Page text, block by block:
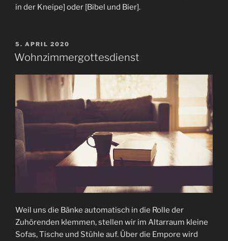
in der Kneipe] oder [Bibel und Bier].
VERÖFFENTLICHT
AM
5. APRIL 2020
Wohnzimmergottesdienst
Weil uns die Bänke automatisch in die Rolle der
Zuhörenden klemmen, stellen wir im Altarraum kleine
Sofas, Tische und Stühle auf. Über die Empore wird